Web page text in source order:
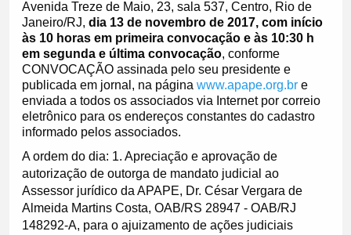
Avenida Treze de Maio, 23, sala 537, Centro, Rio de
Janeiro/RJ, dia 13 de novembro de 2017, com início
às 10 horas em primeira convocação e às 10:30 h
em segunda e última convocação, conforme
CONVOCAÇÃO assinada pelo seu presidente e
publicada em jornal, na página www.apape.org.bre
enviada a todos os associados via Internet por correio
eletrônico para os endereços constantes do cadastro
informado pelos associados.
A ordem do dia: 1. Apreciação e aprovação de
autorização de outorga de mandato judicial ao
Assessor jurídico da APAPE, Dr. César Vergara de
Almeida Martins Costa, OAB/RS 28947 - OAB/RJ
148292-A, para o ajuizamento de ações judiciais